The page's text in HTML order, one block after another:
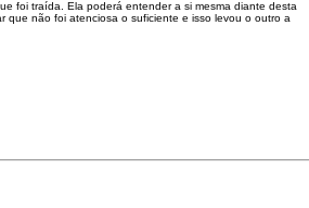
foi traída. Ela poderá entender a si mesma diante desta
que não foi atenciosa o suficiente e isso levou o outro a